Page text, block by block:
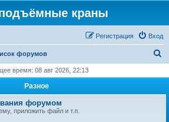
краны
Вход
Регистрация
форумов
с
время: 08 авг 2026, 22:13
Разное
форумом
приложить файл и т.п.